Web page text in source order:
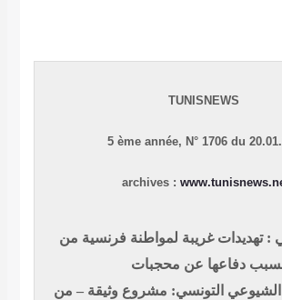
TUNISNEWS
5 ème année, N° 1706 du
archives :
: تهديدات غريبة لمواطنة فرنسية من
دفاعها عن محجبات
التونسي: مشروع وثيقة – من